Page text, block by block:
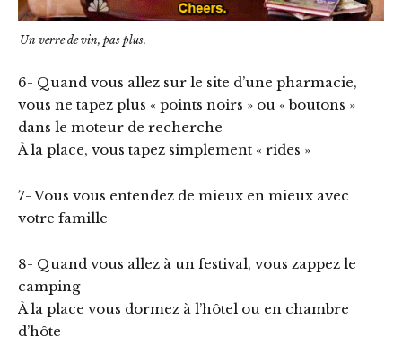
Un verre de vin, pas plus.
6- Quand vous allez sur le site d’une pharmacie,
vous ne tapez plus « points noirs » ou « boutons »
dans le moteur de recherche
À la place, vous tapez simplement « rides »
7- Vous vous entendez de mieux en mieux avec
votre famille
8- Quand vous allez à un festival, vous zappez le
camping
À la place vous dormez à l’hôtel ou en chambre
d’hôte